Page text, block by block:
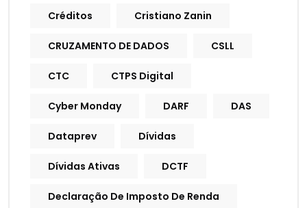
Créditos Cristiano Zanin
CRUZAMENTO DE DADOS CSLL
CTC CTPS Digital
Cyber Monday DARF DAS
Dataprev Dívidas
Dívidas Ativas DCTF
Declaração De Imposto De Renda